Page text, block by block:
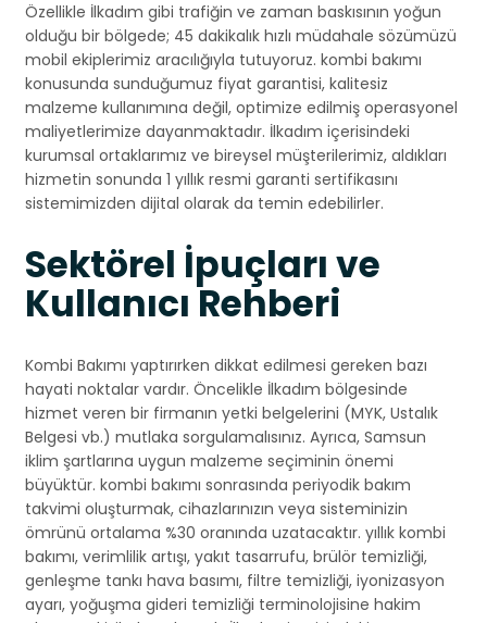
Özellikle İlkadım gibi trafiğin ve zaman baskısının yoğun
olduğu bir bölgede; 45 dakikalık hızlı müdahale sözümüzü
mobil ekiplerimiz aracılığıyla tutuyoruz. kombi bakımı
konusunda sunduğumuz fiyat garantisi, kalitesiz
malzeme kullanımına değil, optimize edilmiş operasyonel
maliyetlerimize dayanmaktadır. İlkadım içerisindeki
kurumsal ortaklarımız ve bireysel müşterilerimiz, aldıkları
hizmetin sonunda 1 yıllık resmi garanti sertifikasını
sistemimizden dijital olarak da temin edebilirler.
Sektörel İpuçları ve
Kullanıcı Rehberi
Kombi Bakımı yaptırırken dikkat edilmesi gereken bazı
hayati noktalar vardır. Öncelikle İlkadım bölgesinde
hizmet veren bir firmanın yetki belgelerini (MYK, Ustalık
Belgesi vb.) mutlaka sorgulamalısınız. Ayrıca, Samsun
iklim şartlarına uygun malzeme seçiminin önemi
büyüktür. kombi bakımı sonrasında periyodik bakım
takvimi oluşturmak, cihazlarınızın veya sisteminizin
ömrünü ortalama %30 oranında uzatacaktır. yıllık kombi
bakımı, verimlilik artışı, yakıt tasarrufu, brülör temizliği,
genleşme tankı hava basımı, filtre temizliği, iyonizasyon
ayarı, yoğuşma gideri temizliği terminolojisine hakim